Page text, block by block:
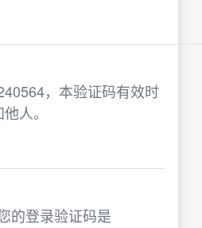
，本验证码有效时
人。
的登录验证码是